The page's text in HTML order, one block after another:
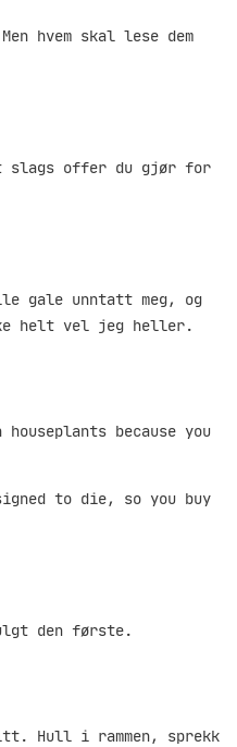
Men hvem skal lese dem
slags offer du gjør for
gale unntatt meg, og
helt vel jeg heller.
because you
to die, so you buy
den første.
Hull i rammen, sprekk